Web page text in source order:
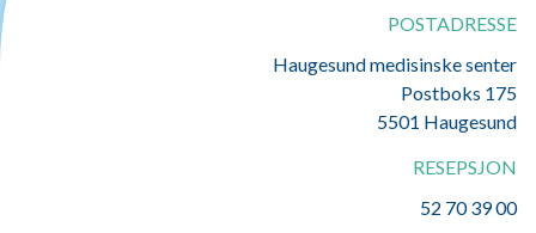
POSTADRESSE
Haugesund medisinske senter
Postboks 175
5501 Haugesund
RESEPSJON
52 70 39 00